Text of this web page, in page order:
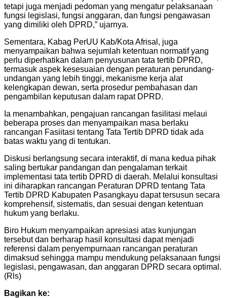
tetapi juga menjadi pedoman yang mengatur pelaksanaan
fungsi legislasi, fungsi anggaran, dan fungsi pengawasan
yang dimiliki oleh DPRD,” ujarnya.
Sementara, Kabag PerUU Kab/Kota Afrisal, juga
menyampaikan bahwa sejumlah ketentuan normatif yang
perlu diperhatikan dalam penyusunan tata tertib DPRD,
termasuk aspek kesesuaian dengan peraturan perundang-
undangan yang lebih tinggi, mekanisme kerja alat
kelengkapan dewan, serta prosedur pembahasan dan
pengambilan keputusan dalam rapat DPRD.
Ia menambahkan, pengajuan rancangan fasilitasi melaui
beberapa proses dan menyampaikan masa berlaku
rancangan Fasiitasi tentang Tata Tertib DPRD tidak ada
batas waktu yang di tentukan.
Diskusi berlangsung secara interaktif, di mana kedua pihak
saling bertukar pandangan dan pengalaman terkait
implementasi tata tertib DPRD di daerah. Melalui konsultasi
ini diharapkan rancangan Peraturan DPRD tentang Tata
Tertib DPRD Kabupaten Pasangkayu dapat tersusun secara
komprehensif, sistematis, dan sesuai dengan ketentuan
hukum yang berlaku.
Biro Hukum menyampaikan apresiasi atas kunjungan
tersebut dan berharap hasil konsultasi dapat menjadi
referensi dalam penyempurnaan rancangan peraturan
dimaksud sehingga mampu mendukung pelaksanaan fungsi
legislasi, pengawasan, dan anggaran DPRD secara optimal.
(Rls)
Bagikan ke: